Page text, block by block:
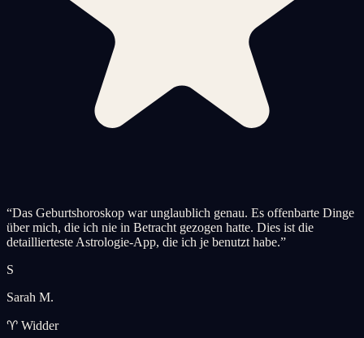
“Das Geburtshoroskop war unglaublich genau. Es offenbarte Dinge
über mich, die ich nie in Betracht gezogen hatte. Dies ist die
detaillierteste Astrologie-App, die ich je benutzt habe.”
S
Sarah M.
♈ Widder